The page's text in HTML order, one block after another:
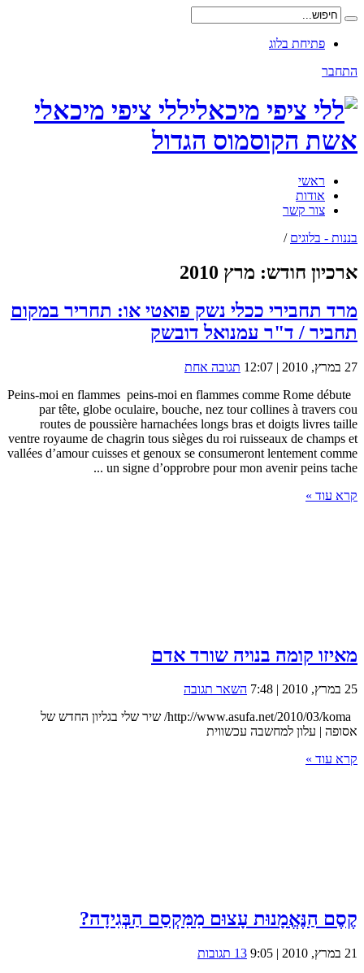
פתיחת בלוג
התחבר
ללי ציפי מיכאלי
אשת הקוסמוס הגדול
ראשי
אודות
צור קשר
בננות - בלוגים /
ארכיון חודש: מרץ 2010
מרד תחבירי ככלי נשק פואטי או: תחריר במקום
תחביר / ד"ר עמנואל דובשק
27 במרץ, 2010 | 12:07
תגובה אחת
Peins-moi en flammes peins-moi en flammes comme Rome débute
par tête, globe oculaire, bouche, nez tour collines à travers cou
routes de poussière harnachées longs bras et doigts livres taille
ventre royaume de chagrin tous sièges du roi ruisseaux de champs et
vallées d’amour cuisses et genoux se consumeront lentement comme
un signe d’opprobre pour mon avenir peins tache ...
קרא עוד »
מאיזו קומה בנויה שורד אדם
25 במרץ, 2010 | 7:48
השאר תגובה
http://www.asufa.net/2010/03/koma/ שיר שלי בגליון החדש של
אסופה | עלון למחשבה עכשווית
קרא עוד »
קֶסֶם הַנֶּאֱמָנוּת עָצוּם מִמִּקְסַם הַבְּגִידָה?
21 במרץ, 2010 | 9:05
13 תגובות